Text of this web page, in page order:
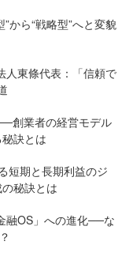
から“戦略型”へと変貌
人東條代表：「信頼で
創業者の経営モデル
訣とは
短期と長期利益のジ
秘訣とは
融OS」への進化──な